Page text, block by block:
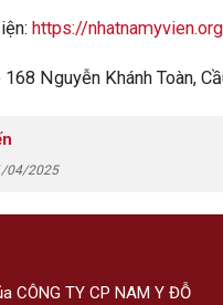
https://
Nguyễn Khánh Toàn,
04/2025
CÔNG TY CP NAM Y ĐỖ